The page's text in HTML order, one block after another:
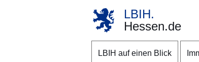
Direkt zum Kopf
Direkt zum Inhalt
Direkt zum Fuß
LBIH.
Hessen.de
LBIH auf einen Blick